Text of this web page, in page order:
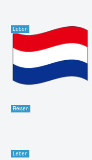
Leben
Reisen
Leben